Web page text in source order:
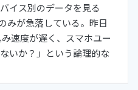
イス別のデータを見る
みが急落している。昨日
速度が遅く、スマホユー
いか？」という論理的な